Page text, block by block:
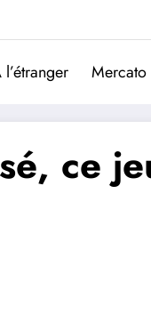
l’étranger Mercato
ce